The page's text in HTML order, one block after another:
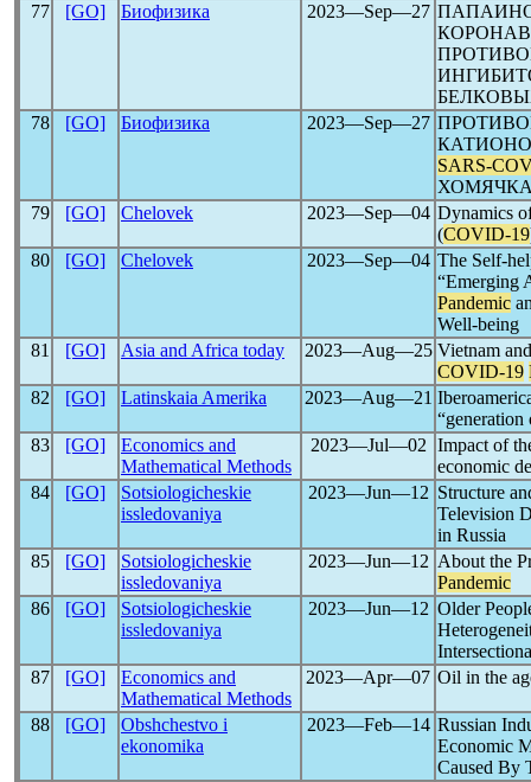
77
[GO] Биофизика 2023―Sep―27
78
[GO] Биофизика 2023―Sep―27
SARS-COV
79
[GO] Chelovek 2023―Sep―04 Dynamics
(COVID-19
80
[GO] Chelovek 2023―Sep―04 The Self-
“Emerging
Pandemic
Well-being
81
[GO] Asia and Africa today 2023―Aug―25 Vietnam
COVID-19
82
[GO] Latinskaia Amerika 2023―Aug―21
83
[GO]
Economics and
Mathematical Methods
2023―Jul―02 Impact of
economic
84
[GO]
Sotsiologicheskie
issledovaniya
2023―Jun―12 Structure
Television
in Russia
85
[GO]
Sotsiologicheskie
issledovaniya
2023―Jun―12 About the
Pandemic
86
[GO]
Sotsiologicheskie
issledovaniya
2023―Jun―12 Older
87
[GO]
Economics and
Mathematical Methods
2023―Apr―07 Oil in the
88 [GO]
Obshchestvo i
ekonomika
2023―Feb―14 Russian
Economic
Caused By